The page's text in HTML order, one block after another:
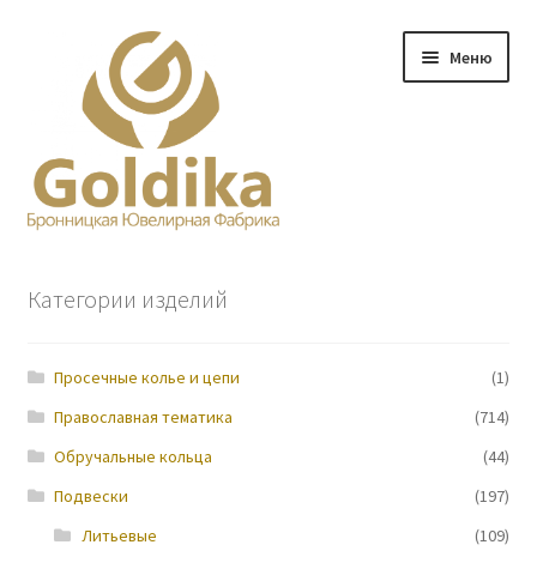
навигации
содержимому
Меню
Прайс-лист
Контакты
Категории изделий
Просечные колье и цепи
(1)
Православная тематика
(714)
Обручальные кольца
(44)
Подвески
(197)
Литьевые
(109)